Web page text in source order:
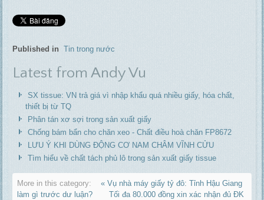
Published in Tin trong nước
Latest from Andy Vu
SX tissue: VN trả giá vì nhập khẩu quá nhiều giấy, hóa chất,
thiết bị từ TQ
Phân tán xơ sợi trong sản xuất giấy
Chống bám bẩn cho chăn xeo - Chất điều hoà chăn FP8672
LƯU Ý KHI DÙNG ĐỘNG CƠ NAM CHÂM VĨNH CỬU
Tìm hiểu về chất tách phủ lô trong sản xuất giấy tissue
More in this category:
« Vụ nhà máy giấy tỷ đô: Tỉnh Hậu Giang
làm gì trước dư luận?
Tối đa 80.000 đồng xin xác nhận đủ ĐK